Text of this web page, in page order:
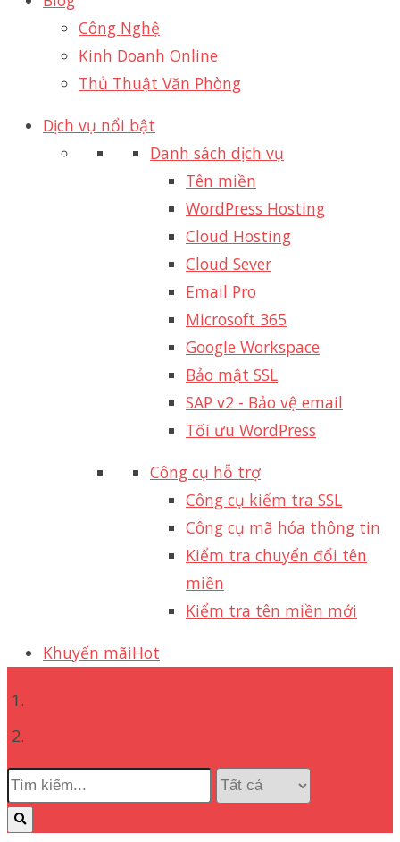
Công Nghệ
Kinh Doanh Online
Thủ Thuật Văn Phòng
Dịch vụ nổi bật
Danh sách dịch vụ
Tên miền
WordPress Hosting
Cloud Hosting
Cloud Sever
Email Pro
Microsoft 365
Google Workspace
Bảo mật SSL
SAP v2 - Bảo vệ email​
Tối ưu WordPress
Công cụ hỗ trợ
Công cụ kiểm tra SSL
Công cụ mã hóa thông tin
Kiểm tra chuyển đổi tên
miền
Kiểm tra tên miền mới
Khuyến mãiHot